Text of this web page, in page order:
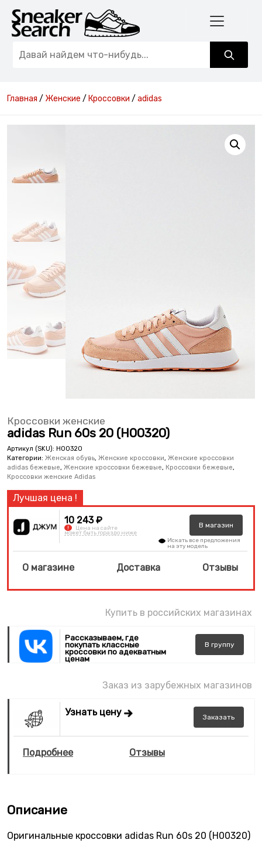
Главная / Женские / Кроссовки / adidas
Кроссовки женские
adidas Run 60s 20 (H00320)
Артикул (SKU): H00320
Категории: Женская обувь, Женские кроссовки, Женские кроссовки
adidas бежевые, Женские кроссовки бежевые, Кроссовки бежевые,
Кроссовки женские Adidas
10 243 ₽
! Цена на сайте
может быть гораздо ниже
В магазин
Искать все предложения
на эту модель
О магазине Доставка Отзывы
Купить в российских магазинах
Рассказываем, где
покупать классные
кроссовки по адекватным
ценам
В группу
Заказ из зарубежных магазинов
Узнать цену Заказать
Подробнее Отзывы
Описание
Оригинальные кроссовки adidas Run 60s 20 (H00320)